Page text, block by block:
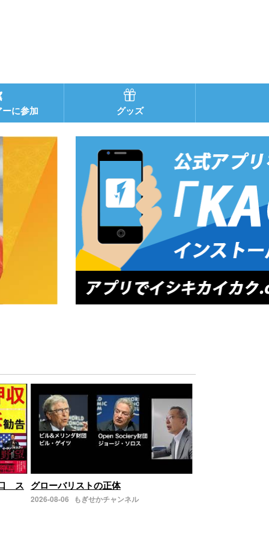
に参加 グッズ
ス グローバリストの正体
2026-08-06 もぎせかチャンネル